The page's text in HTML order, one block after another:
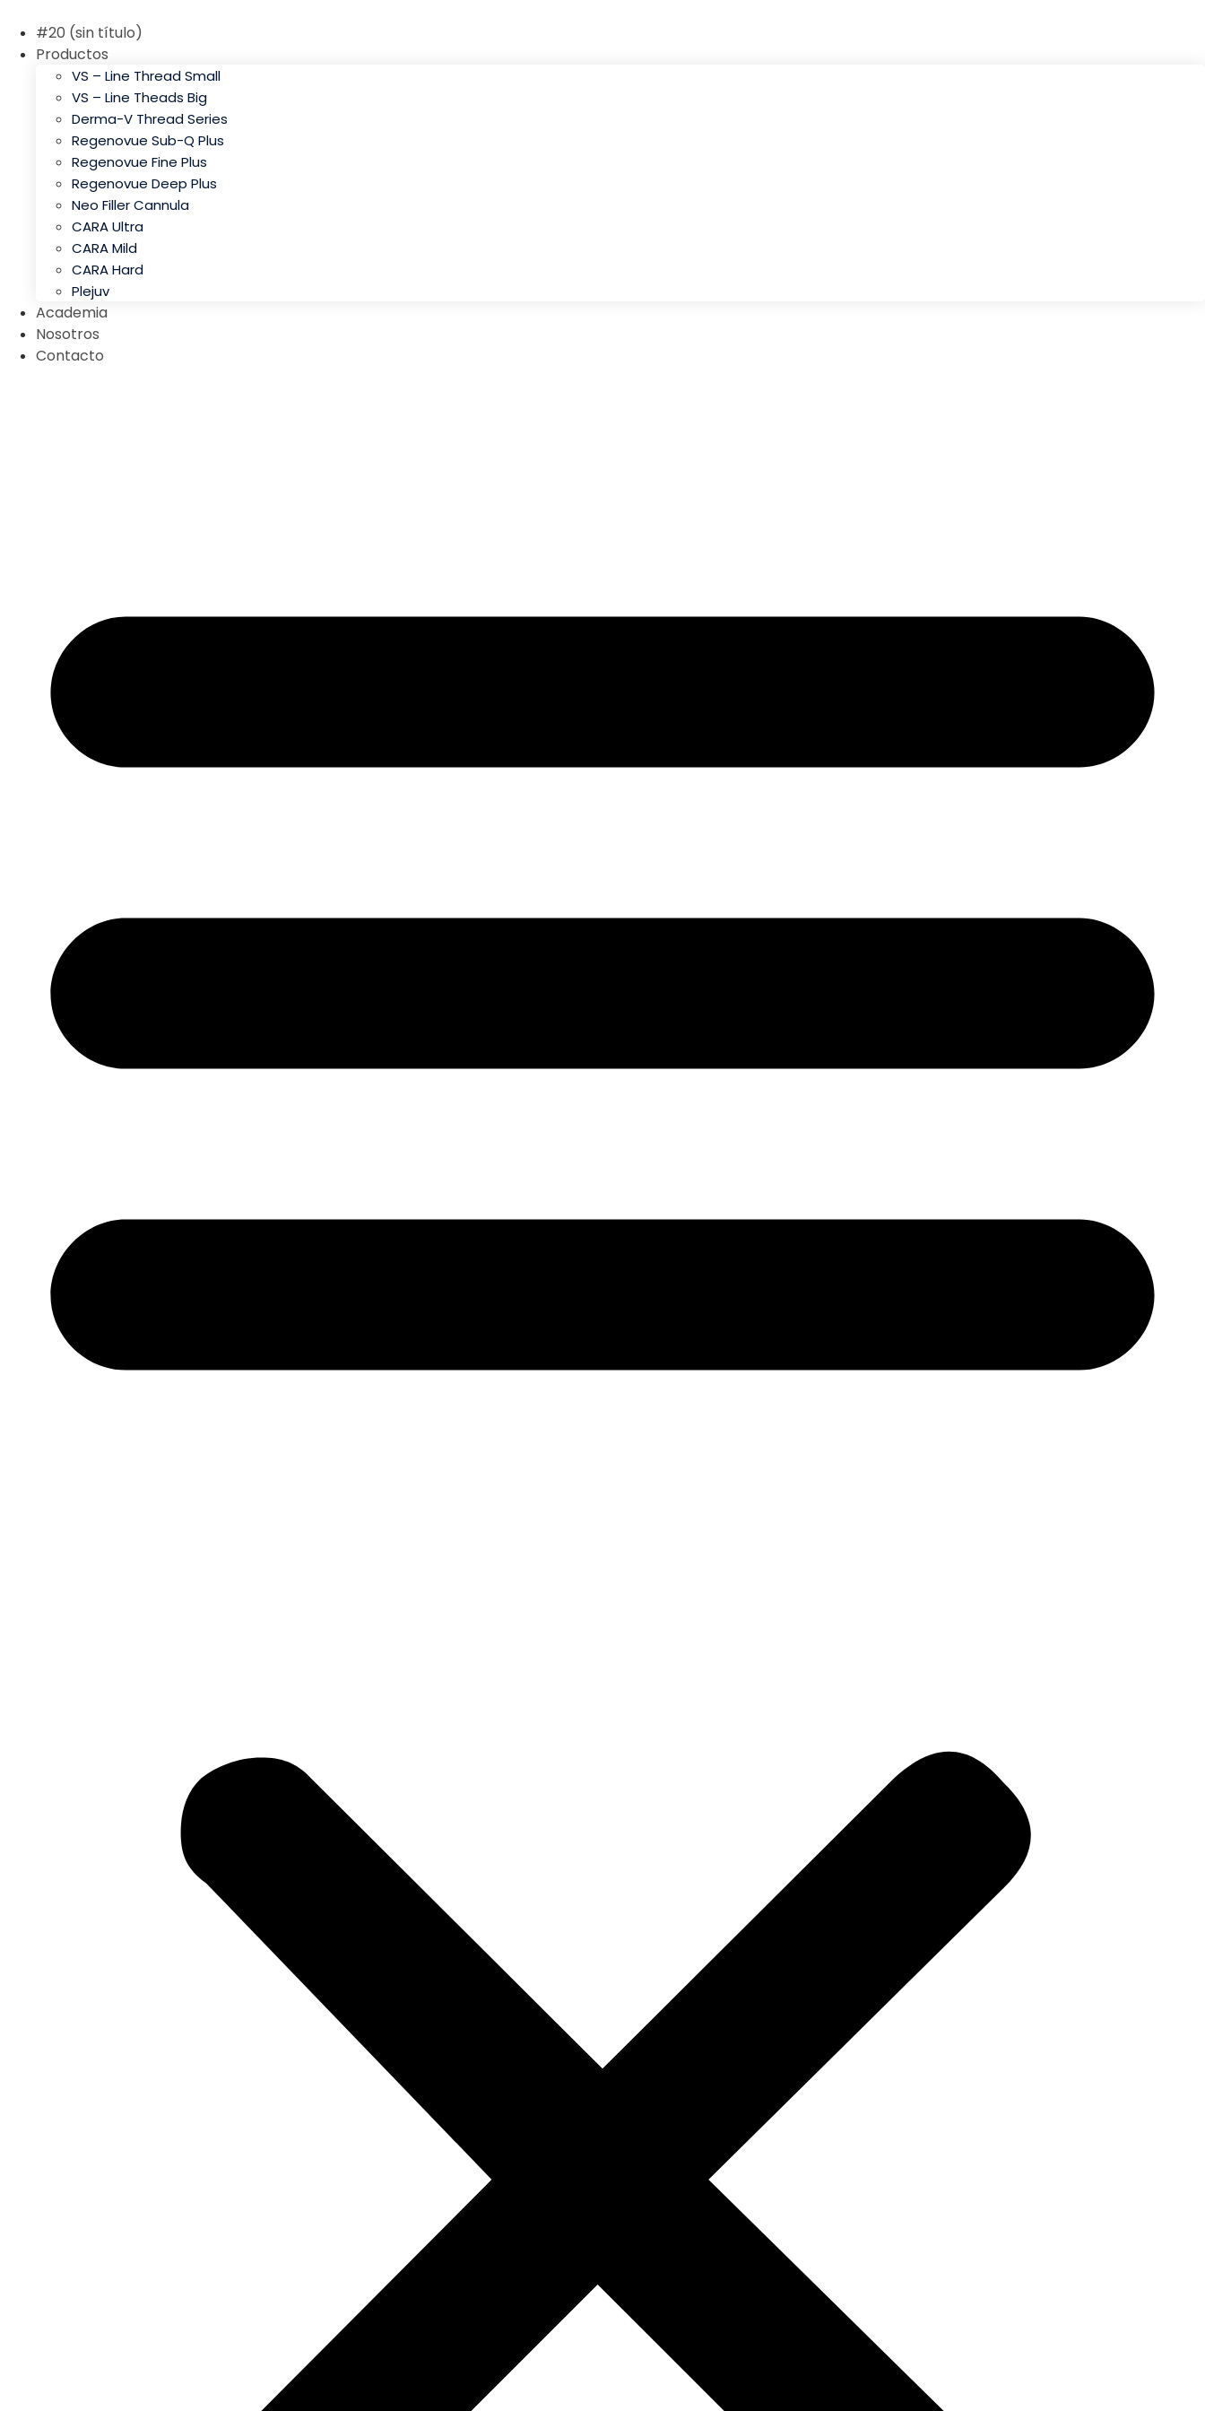
#20 (sin título)
Productos
VS – Line Thread Small
VS – Line Theads Big
Derma-V Thread Series
Regenovue Sub-Q Plus
Regenovue Fine Plus
Regenovue Deep Plus
Neo Filler Cannula
CARA Ultra
CARA Mild
CARA Hard
Plejuv
Academia
Nosotros
Contacto